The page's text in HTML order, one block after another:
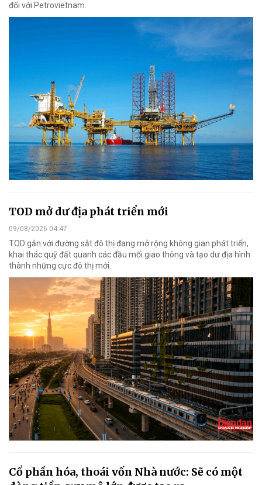
đối với Petrovietnam.
TOD mở dư địa phát triển mới
09/08/2026 04:47
TOD gắn với đường sắt đô thị đang mở rộng không gian phát triển,
khai thác quỹ đất quanh các đầu mối giao thông và tạo dư địa hình
thành những cực đô thị mới.
Cổ phần hóa, thoái vốn Nhà nước: Sẽ có một